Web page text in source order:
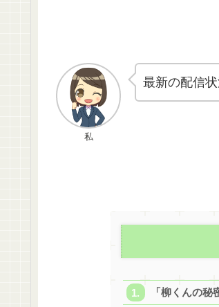
私
最新の配信
「柳くんの秘